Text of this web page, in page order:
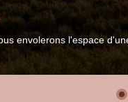
envolerons l'espace